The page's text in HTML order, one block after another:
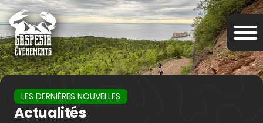
LES DERNIÈRES NOUVELLES
Actualités